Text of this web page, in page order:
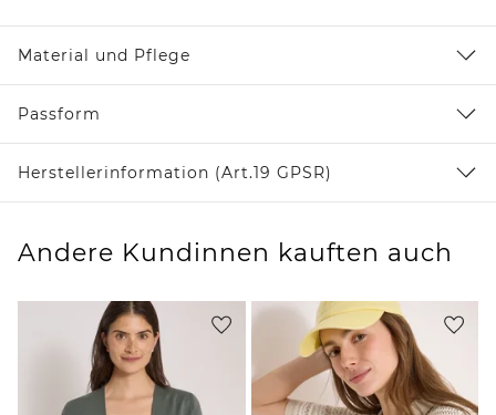
Material und Pflege
Passform
Herstellerinformation (Art.19 GPSR)
Andere Kundinnen kauften auch